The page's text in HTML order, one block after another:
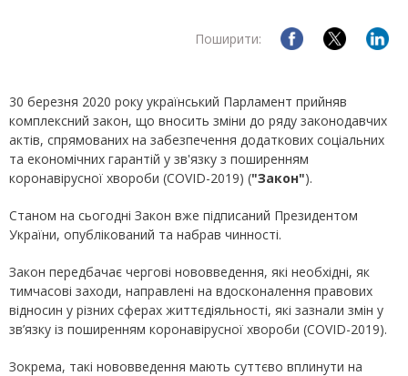
Поширити:
30 березня 2020 року український Парламент прийняв
комплексний закон, що вносить зміни до ряду законодавчих
актів, спрямованих на забезпечення додаткових соціальних
та економічних гарантій у зв'язку з поширенням
коронавірусної хвороби (COVID-2019)‎ ("Закон").
Станом на сьогодні Закон вже підписаний Президентом
України, опублікований та набрав чинності.
Закон передбачає чергові нововведення, які необхідні, як
тимчасові заходи, направлені на вдосконалення правових
відносин у різних сферах життєдіяльності, які зазнали змін у
зв’язку із поширенням коронавірусної хвороби (COVID-2019)‎.
Зокрема, такі нововведення мають суттєво вплинути на